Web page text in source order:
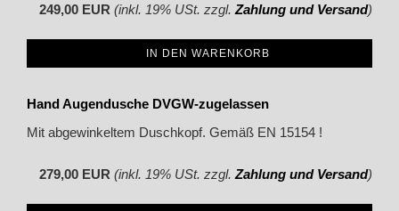
249,00 EUR (inkl. 19% USt. zzgl. Zahlung und Versand)
IN DEN WARENKORB
Hand Augendusche DVGW-zugelassen
Mit abgewinkeltem Duschkopf. Gemäß EN 15154 !
279,00 EUR (inkl. 19% USt. zzgl. Zahlung und Versand)